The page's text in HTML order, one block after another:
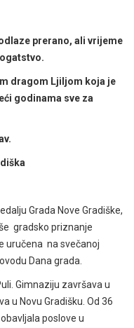
prerano, ali vrijeme
dragom Ljiljom koja je
godinama sve za
Grada Nove Gradiške,
gradsko priznanje
uručena na svečanoj
Dana grada.
Gimnaziju završava u
u Novu Gradišku. Od 36
poslove u